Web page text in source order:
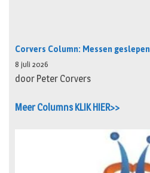
Corvers Column: Messen geslepen
8 juli 2026
door Peter Corvers
Meer Columns KLIK HIER>>